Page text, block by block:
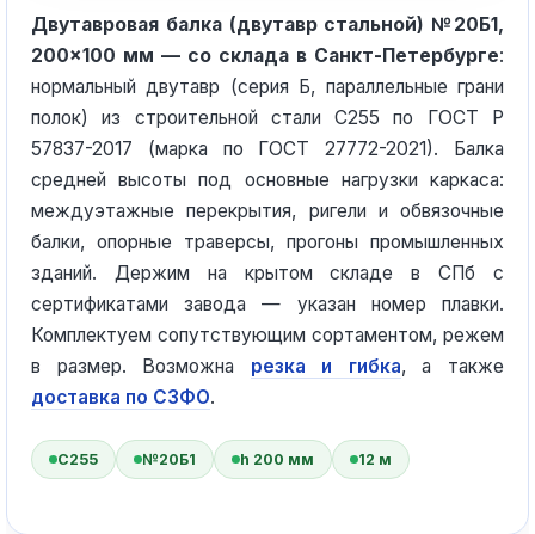
Двутавровая балка (двутавр стальной) №20Б1,
200×100 мм — со склада в Санкт-Петербурге:
нормальный двутавр (серия Б, параллельные грани
полок) из строительной стали С255 по ГОСТ Р
57837-2017 (марка по ГОСТ 27772-2021). Балка
средней высоты под основные нагрузки каркаса:
междуэтажные перекрытия, ригели и обвязочные
балки, опорные траверсы, прогоны промышленных
зданий. Держим на крытом складе в СПб с
сертификатами завода — указан номер плавки.
Комплектуем сопутствующим сортаментом, режем
в размер. Возможна резка и гибка, а также
доставка по СЗФО.
С255 №20Б1 h 200 мм 12 м